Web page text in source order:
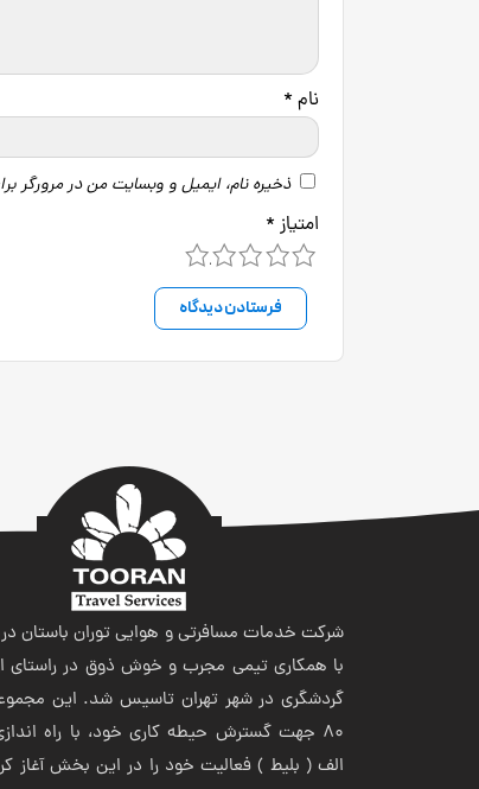
نام *
ذخیره نام، ایمیل و وبسایت من در مرورگر
امتیاز *
4 3 2 1
با همکاری تیمی مجرب و خوش ذوق در راستای
گردشگری در شهر تهران تاسیس شد. این
80 جهت گسترش حیطه کاری خود، با راه
الف ( بلیط ) فعالیت خود را در این بخش آغاز